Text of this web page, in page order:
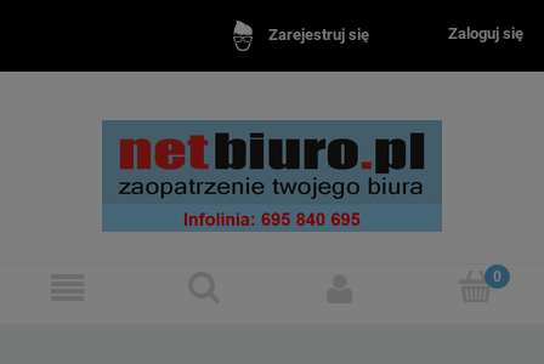
Zarejestruj się Zaloguj się